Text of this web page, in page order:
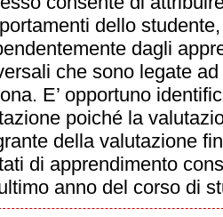
dello
dagli
che sono legate
E’ opportuno
poiché la
della valutazione
di apprendimento
anno del corso di